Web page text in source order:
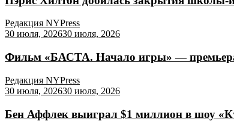
Редакция NYPress
30 июля, 202630 июля, 2026
Фильм «БАСТА. Начало игры» — премьера
Редакция NYPress
30 июля, 202630 июля, 2026
Бен Аффлек выиграл $1 миллион в шоу